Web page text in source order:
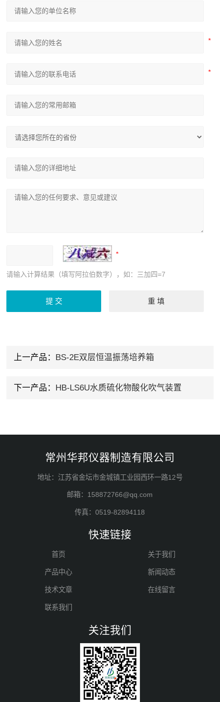
请输入计算结果（填写阿拉伯数字），如：三加四=7
上一产品： BS-2E双层恒温振荡培养箱
下一产品： HB-LS6U水质硫化物酸化吹气装置
常州华邦仪器制造有限公司
地址：江苏省金坛市金城镇工业园西环一路12号
邮箱：158872766@qq.com
传真：0519-82894118
快速链接
首页 关于我们
产品中心 新闻动态
技术文章 在线留言
联系我们
关注我们